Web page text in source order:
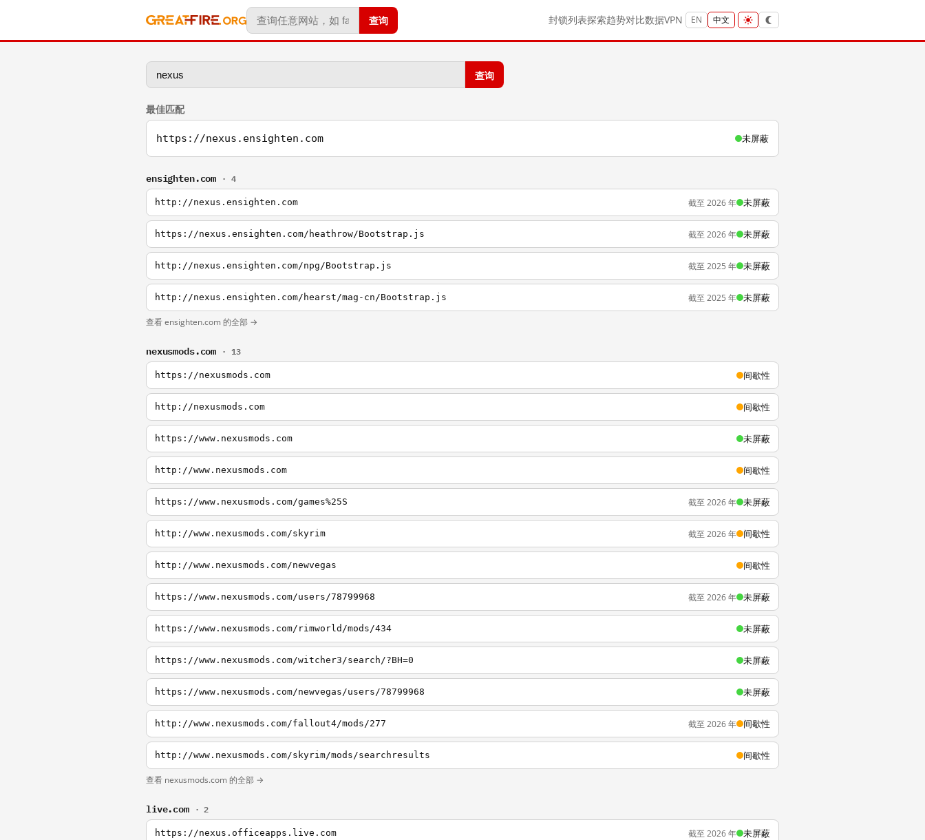
查询 封锁列表探索趋势对比数据VPN EN 中文
查询
最佳匹配
https://nexus.ensighten.com 未屏蔽
ensighten.com · 4
http://nexus.ensighten.com 截至 2026 年 未屏蔽
https://nexus.ensighten.com/heathrow/Bootstrap.js 截至 2026 年 未屏蔽
http://nexus.ensighten.com/npg/Bootstrap.js 截至 2025 年 未屏蔽
http://nexus.ensighten.com/hearst/mag-cn/Bootstrap.js 截至 2025 年 未屏蔽
查看 ensighten.com 的全部 →
nexusmods.com · 13
https://nexusmods.com 间歇性
http://nexusmods.com 间歇性
https://www.nexusmods.com 未屏蔽
http://www.nexusmods.com 间歇性
https://www.nexusmods.com/games%25S 截至 2026 年 未屏蔽
http://www.nexusmods.com/skyrim 截至 2026 年 间歇性
http://www.nexusmods.com/newvegas 间歇性
https://www.nexusmods.com/users/78799968 截至 2026 年 未屏蔽
https://www.nexusmods.com/rimworld/mods/434 未屏蔽
https://www.nexusmods.com/witcher3/search/?BH=0 未屏蔽
https://www.nexusmods.com/newvegas/users/78799968 未屏蔽
http://www.nexusmods.com/fallout4/mods/277 截至 2026 年 间歇性
http://www.nexusmods.com/skyrim/mods/searchresults 间歇性
查看 nexusmods.com 的全部 →
live.com · 2
https://nexus.officeapps.live.com 截至 2026 年 未屏蔽